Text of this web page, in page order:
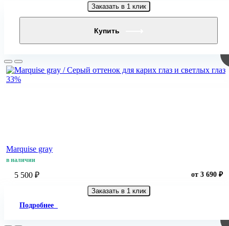
Заказать в 1 клик
33%
Marquise gray
в наличии
5 500 ₽ от 3 690 ₽
Заказать в 1 клик
Подробнее